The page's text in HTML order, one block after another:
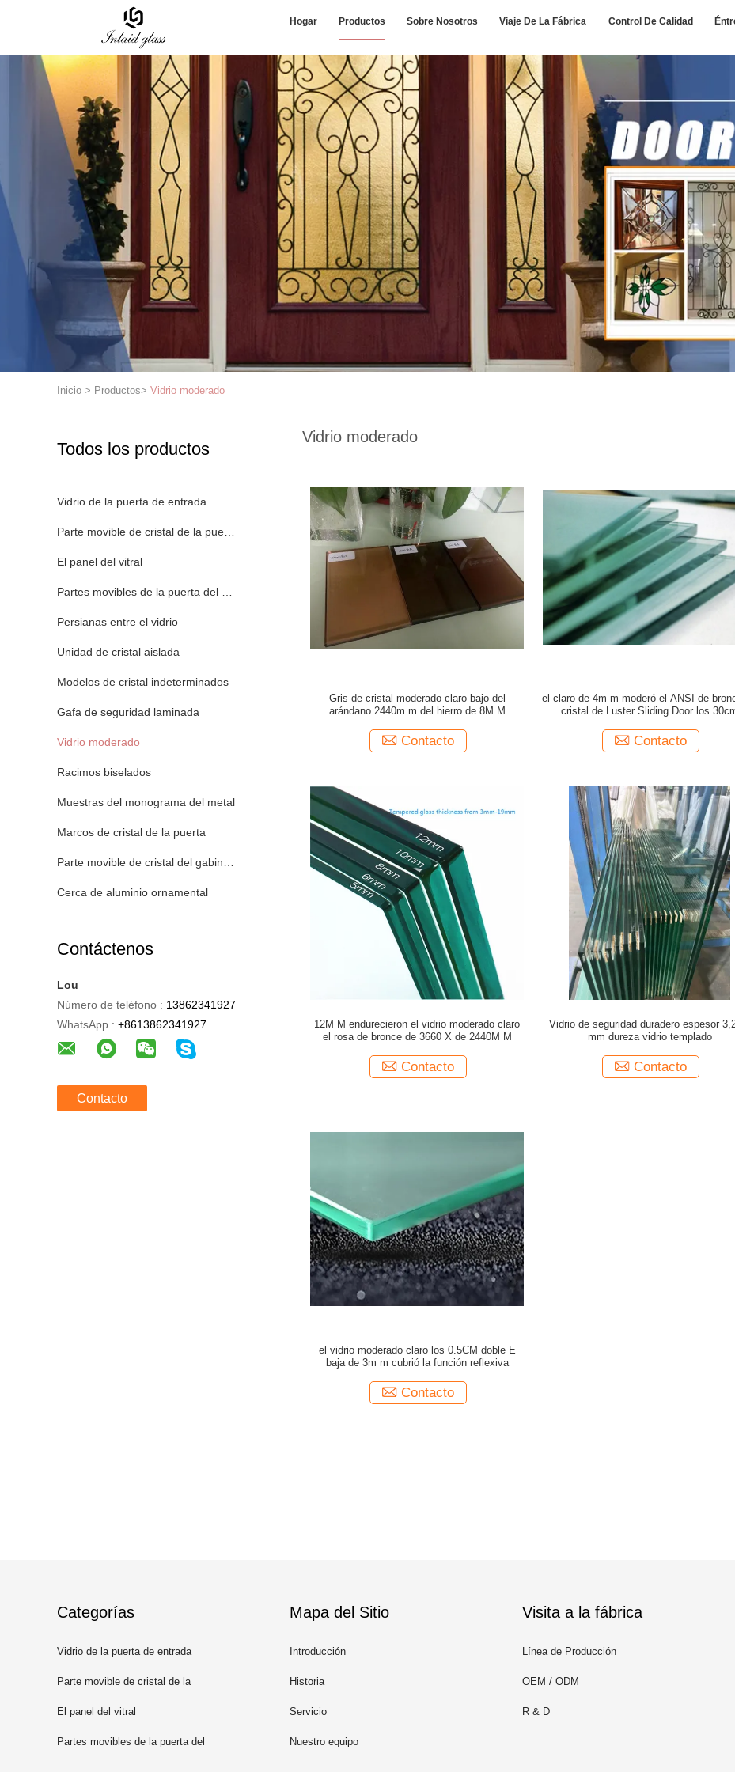
Hogar Productos Sobre Nosotros Viaje De La Fábrica Control De Calidad
Inicio > Productos> Vidrio moderado
Todos los productos
Vidrio de la puerta de entrada
Parte movible de cristal de la puerta
El panel del vitral
Partes movibles de la puerta del hierro labrado
Persianas entre el vidrio
Unidad de cristal aislada
Modelos de cristal indeterminados
Gafa de seguridad laminada
Vidrio moderado
Racimos biselados
Muestras del monograma del metal
Marcos de cristal de la puerta
Parte movible de cristal del gabinete
Cerca de aluminio ornamental
Contáctenos
Lou
Número de teléfono : 13862341927
WhatsApp : +8613862341927
Contacto
Vidrio moderado
Gris de cristal moderado claro bajo del
arándano 2440m m del hierro de 8M M
Contacto
el claro de 4m m moderó el ANSI de
cristal de Luster Sliding Door los
Contacto
12M M endurecieron el vidrio moderado claro
el rosa de bronce de 3660 X de 2440M M
Contacto
Vidrio de seguridad duradero espesor
mm dureza vidrio templado
Contacto
el vidrio moderado claro los 0.5CM doble E
baja de 3m m cubrió la función reflexiva
Contacto
Categorías
Vidrio de la puerta de entrada
Parte movible de cristal de la
puerta
El panel del vitral
Partes movibles de la puerta del
Mapa del Sitio
Introducción
Historia
Servicio
Nuestro equipo
Visita a la fábrica
Línea de Producción
OEM / ODM
R & D